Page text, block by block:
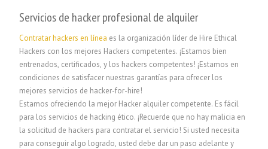
Servicios de hacker profesional de alquiler
Contratar hackers en línea es la organización líder de Hire Ethical
Hackers con los mejores Hackers competentes. ¡Estamos bien
entrenados, certificados, y los hackers competentes! ¡Estamos en
condiciones de satisfacer nuestras garantías para ofrecer los
mejores servicios de hacker-for-hire!
Estamos ofreciendo la mejor Hacker alquiler competente. Es fácil
para los servicios de hacking ético. ¡Recuerde que no hay malicia en
la solicitud de hackers para contratar el servicio! Si usted necesita
para conseguir algo logrado, usted debe dar un paso adelante y